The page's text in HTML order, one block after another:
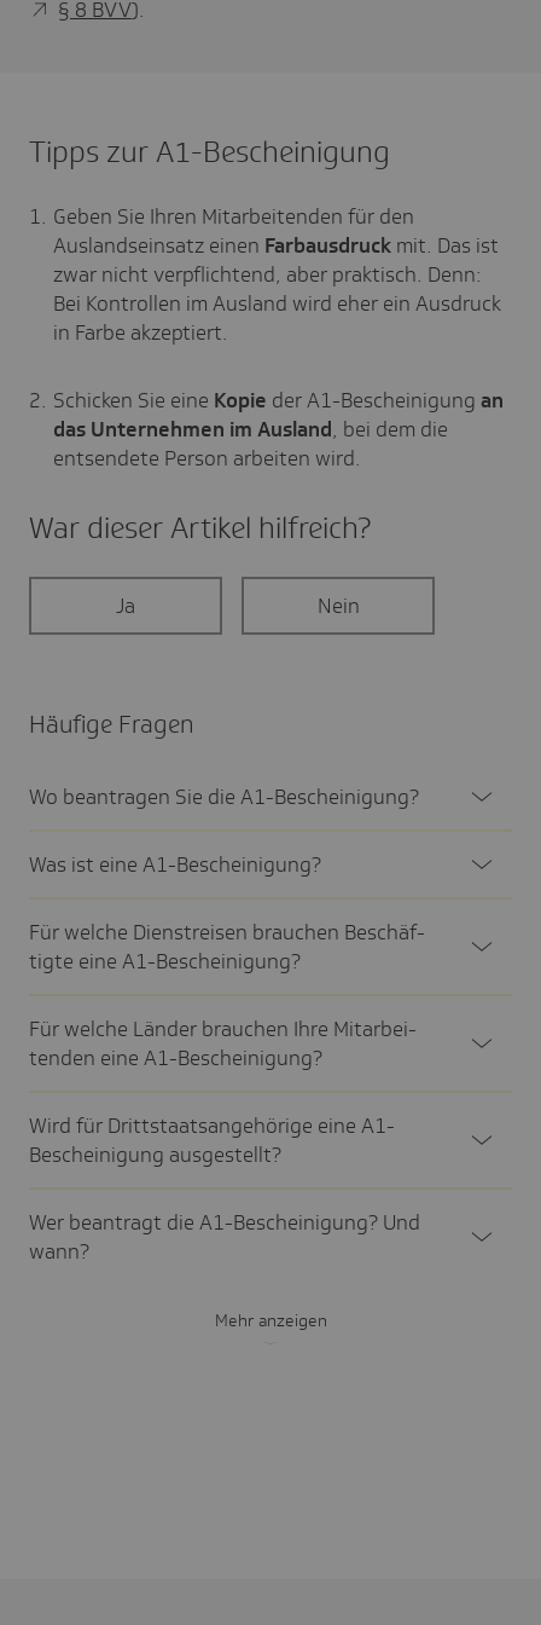
§ 8 BVV).
Tipps zur A1-Bescheinigung
Geben Sie Ihren Mitarbeitenden für den
Auslandseinsatz einen Farbausdruck mit. Das ist
zwar nicht verpflichtend, aber praktisch. Denn:
Bei Kontrollen im Ausland wird eher ein Ausdruck
in Farbe akzeptiert.
Schicken Sie eine Kopie der A1-Bescheinigung an
das Unternehmen im Ausland, bei dem die
entsendete Person arbeiten wird.
War dieser Artikel hilf­reich?
Ja Nein
Häufige Fragen
Wo bean­tragen Sie die A1-Beschei­ni­gung?
Was ist eine A1-Beschei­ni­gung?
Für welche Dienst­reisen brau­chen Beschäf­
tigte eine A1-Beschei­ni­gung?
Für welche Länder brau­chen Ihre Mitar­bei­
tenden eine A1-Beschei­ni­gung?
Wird für Dritt­staats­an­ge­hö­rige eine A1-
Beschei­ni­gung ausge­stellt?
Wer bean­tragt die A1-Beschei­ni­gung? Und
wann?
Mehr anzeigen